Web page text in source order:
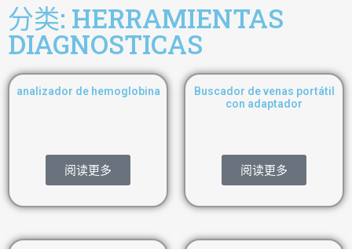
分类: HERRAMIENTAS
DIAGNOSTICAS
analizador de hemoglobina
阅读更多
Buscador de venas portátil
con adaptador
阅读更多